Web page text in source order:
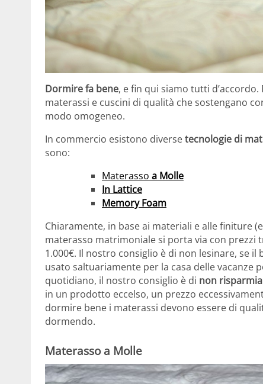
Dormire fa bene, e fin qui siamo tutti
materassi e cuscini di qualità che sostengano
modo omogeneo.
In commercio esistono diversetecnologie di
sono:
Materasso a Molle
In Lattice
Memory Foam
Chiaramente, in base ai materiali e alle finiture
materasso matrimoniale si porta via con prezzi
1.000€. Il nostro consiglio è di non lesinare, se
usato saltuariamente per la casa delle vacanze
quotidiano, il nostro consiglio è di non
in un prodotto eccelso, un prezzo
dormire bene i materassi devono essere di
dormendo.
Materasso a Molle